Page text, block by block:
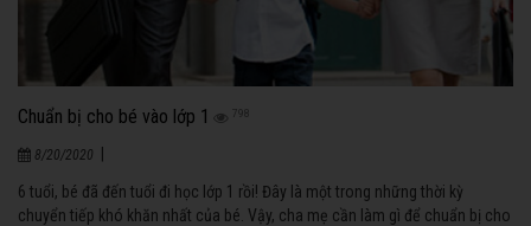
Chuẩn bị cho bé vào lớp 1 798
8/20/2020
6 tuổi, bé đã đến tuổi đi học lớp 1 rồi! Đây là một trong những thời kỳ
chuyển tiếp khó khăn nhất của bé. Vậy, cha mẹ cần làm gì để chuẩn bị cho